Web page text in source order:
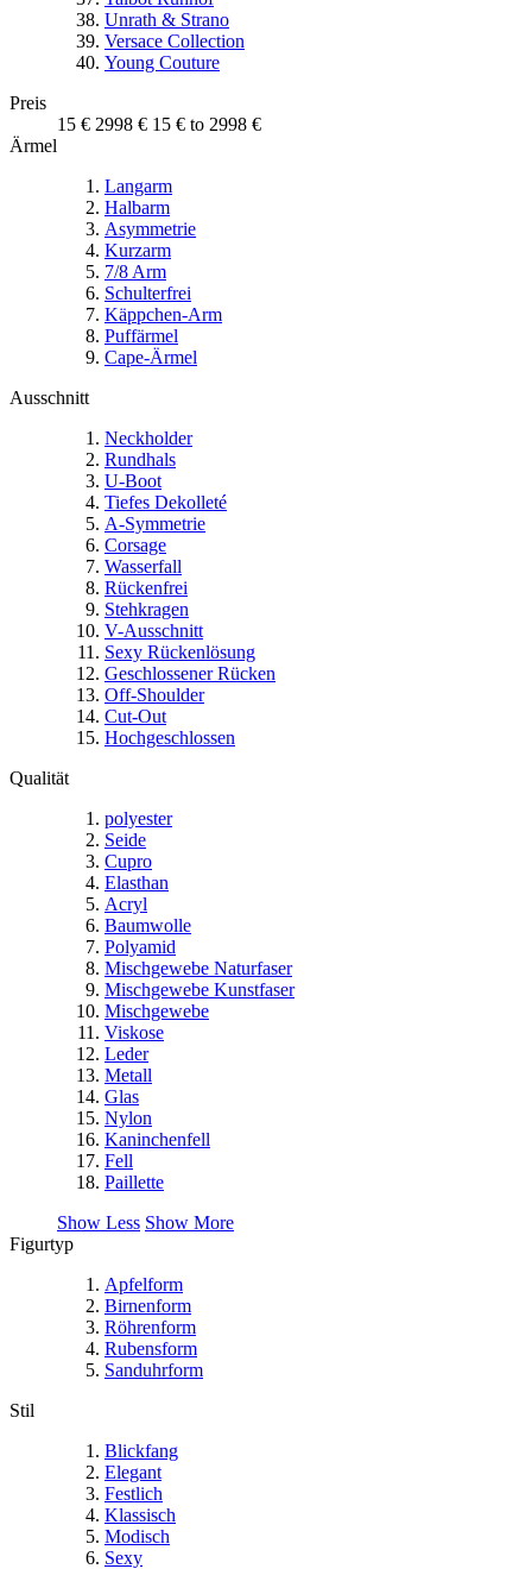
Unrath & Strano
Versace Collection
Young Couture
Preis
15 € 2998 € 15 € to 2998 €
Ärmel
Langarm
Halbarm
Asymmetrie
Kurzarm
7/8 Arm
Schulterfrei
Käppchen-Arm
Puffärmel
Cape-Ärmel
Ausschnitt
Neckholder
Rundhals
U-Boot
Tiefes Dekolleté
A-Symmetrie
Corsage
Wasserfall
Rückenfrei
Stehkragen
V-Ausschnitt
Sexy Rückenlösung
Geschlossener Rücken
Off-Shoulder
Cut-Out
Hochgeschlossen
Qualität
polyester
Seide
Cupro
Elasthan
Acryl
Baumwolle
Polyamid
Mischgewebe Naturfaser
Mischgewebe Kunstfaser
Mischgewebe
Viskose
Leder
Metall
Glas
Nylon
Kaninchenfell
Fell
Paillette
Show Less Show More
Figurtyp
Apfelform
Birnenform
Röhrenform
Rubensform
Sanduhrform
Stil
Blickfang
Elegant
Festlich
Klassisch
Modisch
Sexy